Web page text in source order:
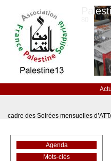
cadre des Soirées mensuelles
Agenda
Mots-clés